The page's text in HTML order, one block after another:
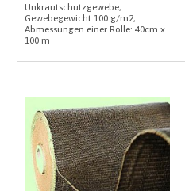
Unkrautschutzgewebe,
Gewebegewicht 100 g/m2,
Abmessungen einer Rolle: 40cm x
100 m